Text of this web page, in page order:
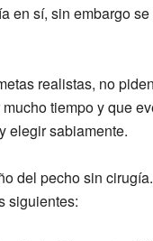
en sí, sin embargo
realistas, no
tiempo y que
elegir sabiamente.
del pecho sin
siguientes: